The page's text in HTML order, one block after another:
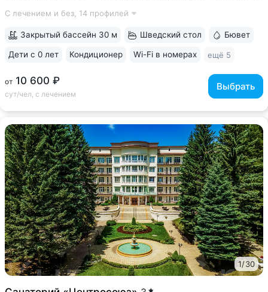
(Кисловодск), «Славяновская» (Железноводск), «Ессентуки
С лечением и без, 14 профилей
от 10 600 ₽
сут/чел, с лечением
Выбрать
Закрытый бассейн 30 м Шведский стол Бювет
Дети с 0 лет Кондиционер Wi-Fi в номерах ещё 5
1/30